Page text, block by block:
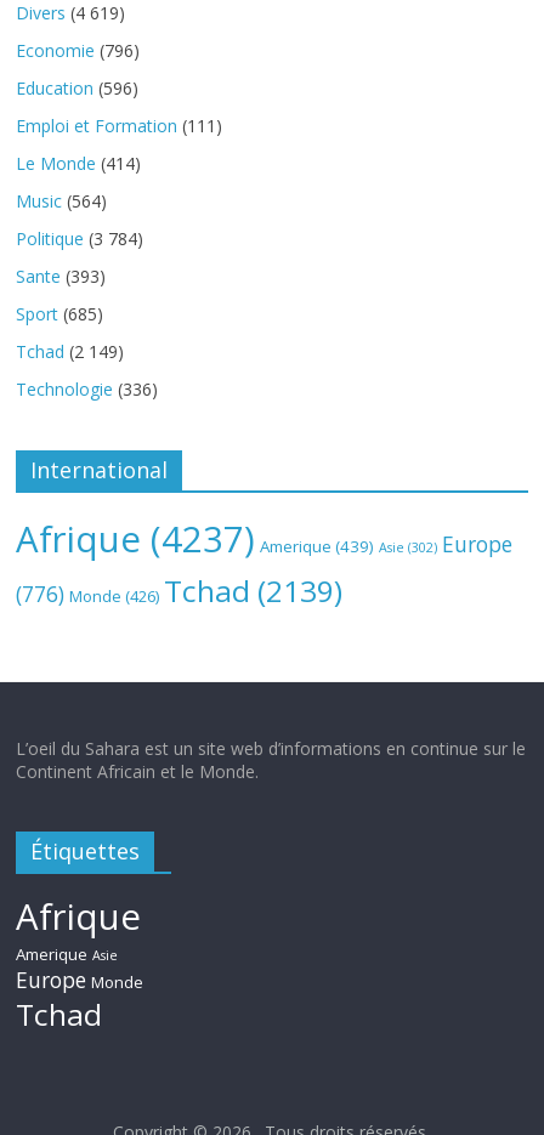
Divers (4 619)
Economie (796)
Education (596)
Emploi et Formation (111)
Le Monde (414)
Music (564)
Politique (3 784)
Sante (393)
Sport (685)
Tchad (2 149)
Technologie (336)
International
Afrique (4237) Amerique (439) Asie (302) Europe
(776) Monde (426) Tchad (2139)
L’oeil du Sahara est un site web d’informations en continue sur le
Continent Africain et le Monde.
Étiquettes
Afrique
Amerique Asie
Europe Monde
Tchad